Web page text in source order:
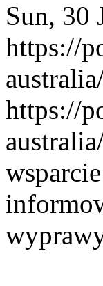
Sun, 30
https://
https://